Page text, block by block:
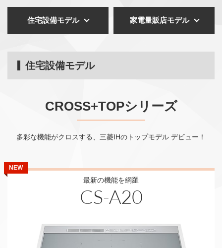
住宅設備モデル 家電量販店モデル
住宅設備モデル
CROSS+TOPシリーズ
多彩な機能がクロスする、三菱IHのトップモデル デビュー！
NEW
最新の機能を網羅
CS-A20